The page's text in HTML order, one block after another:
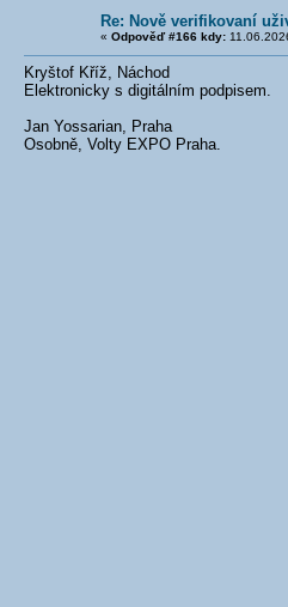
Re: Nově verifikovaní
« Odpověď #166 kdy:
Kryštof Kříž, Náchod
Elektronicky s digitálním podpisem.
Jan Yossarian, Praha
Osobně, Volty EXPO Praha.